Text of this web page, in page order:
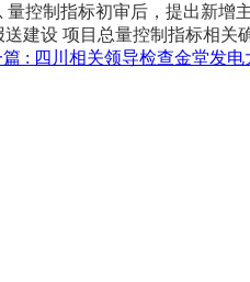
控制指标初审后，提出新
建设 项目总量控制指标相关
: 四川相关领导检查金堂发